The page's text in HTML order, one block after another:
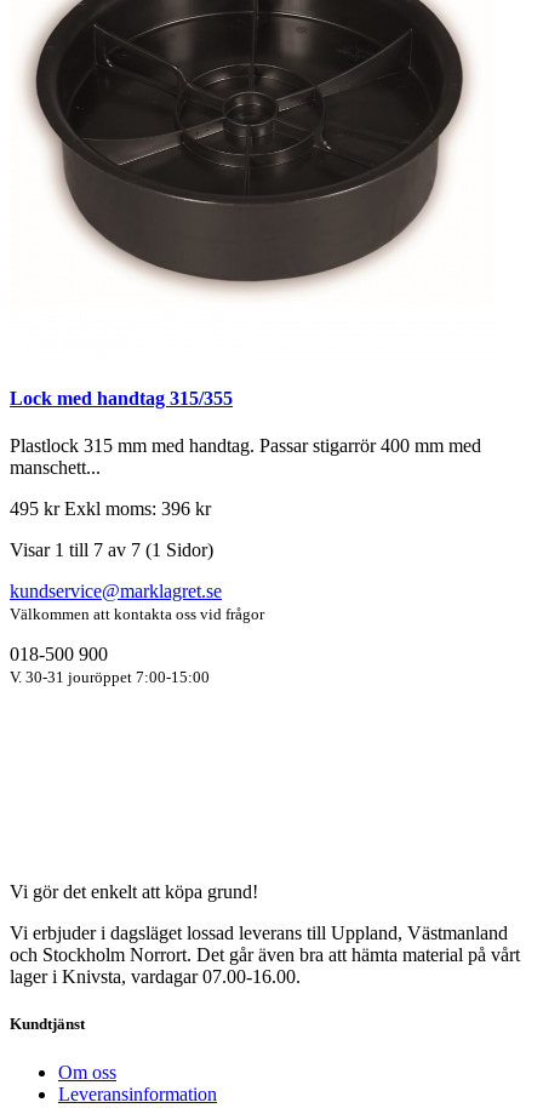
Lock med handtag 315/355
Plastlock 315 mm med handtag. Passar stigarrör 400 mm med
manschett...
495 krExkl moms: 396 kr
Visar 1 till 7 av 7 (1 Sidor)
kundservice@marklagret.se
Välkommen att kontakta oss vid frågor
018-500 900
V. 30-31 jouröppet 7:00-15:00
Vi gör det enkelt att köpa grund!
Vi erbjuder i dagsläget lossad leverans till Uppland, Västmanland
och Stockholm Norrort. Det går även bra att hämta material på vårt
lager i Knivsta, vardagar 07.00-16.00.
Kundtjänst
Om oss
Leveransinformation